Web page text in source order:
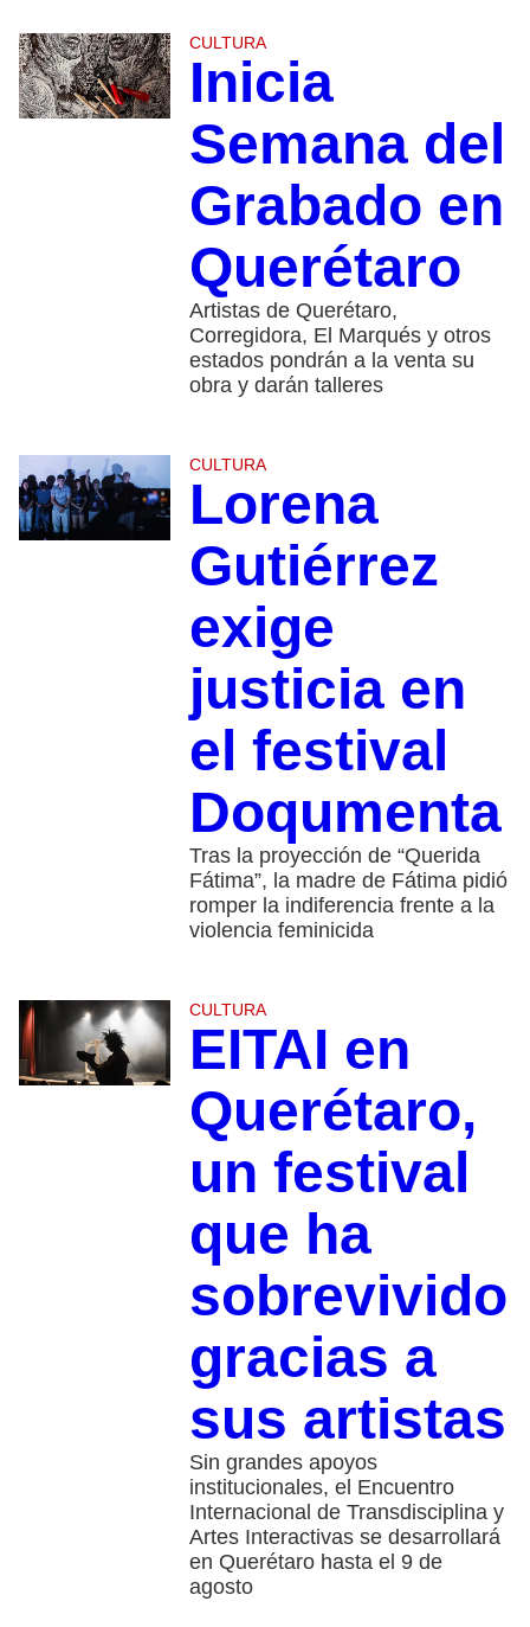
CULTURA
Inicia
Semana del
Grabado en
Querétaro
Artistas de Querétaro,
Corregidora, El Marqués y otros
estados pondrán a la venta su
obra y darán talleres
CULTURA
Lorena
Gutiérrez
exige
justicia en
el festival
Doqumenta
Tras la proyección de “Querida
Fátima”, la madre de Fátima pidió
romper la indiferencia frente a la
violencia feminicida
CULTURA
EITAI en
Querétaro,
un festival
que ha
sobrevivido
gracias a
sus artistas
Sin grandes apoyos
institucionales, el Encuentro
Internacional de Transdisciplina y
Artes Interactivas se desarrollará
en Querétaro hasta el 9 de
agosto